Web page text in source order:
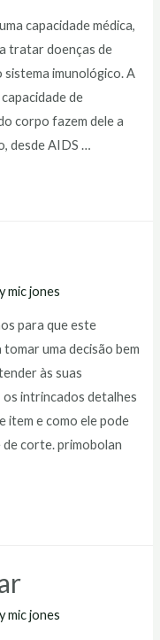
capacidade médica,
tratar doenças de
sistema imunológico. A
de
corpo fazem dele a
desde AIDS …
mic jones
para que este
uma decisão bem
às suas
os intrincados detalhes
item e como ele pode
de corte. primobolan
mic jones